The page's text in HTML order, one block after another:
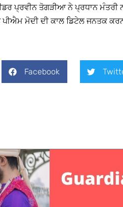
ਪ੍ਰਵੀਨ ਤੋਗੜੀਆ ਨੇ ਪ੍ਰਧਾਨ
ਮੋਦੀ ਦੀ ਕਾਲ ਡਿਟੇਲ ਜਨਤਕ ਕਰਨ
Facebook